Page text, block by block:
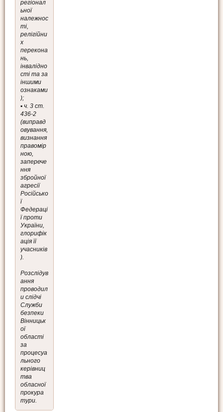
регіонал
ьної
належнос
ті,
релігійни
х
перекона
нь,
інвалідно
сті та за
іншими
ознаками
);
▪️ ч. 3 ст.
436-2
(виправд
овування,
визнання
правомір
ною,
заперече
ння
збройної
агресії
Російсько
ї
Федераці
ї проти
України,
глорифік
ація її
учасників
).
Розслідув
ання
проводил
и слідчі
Служби
безпеки
Вінницьк
ої
області
за
процесуа
льного
керівниц
тва
обласної
прокура
тури.